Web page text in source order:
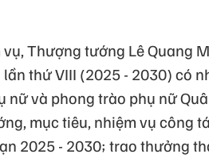
Thượng tướng Lê Quang
thứ VIII (2025 - 2030) có
nữ và phong trào phụ nữ
mục tiêu, nhiệm vụ công
2025 - 2030; trao thưởng